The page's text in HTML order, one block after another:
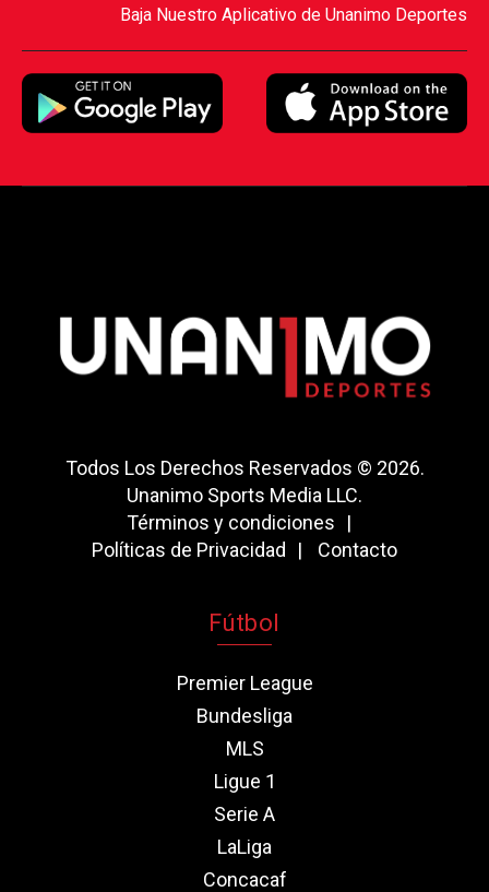
Baja Nuestro Aplicativo de Unanimo Deportes
Todos Los Derechos Reservados © 2026.
Unanimo Sports Media LLC.
Términos y condiciones
Políticas de Privacidad
Contacto
Fútbol
Premier League
Bundesliga
MLS
Ligue 1
Serie A
LaLiga
Concacaf